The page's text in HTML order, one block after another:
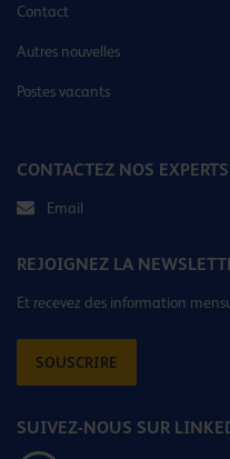
Contact
Autres nouvelles
Postes vacants
CONTACTEZ NOS EXPERTS
Email
REJOIGNEZ LA
Et recevez des information
SOUSCRIRE
SUIVEZ-NOUS SUR